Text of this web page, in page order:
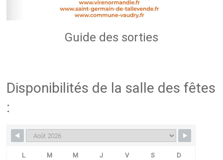
Guide des sorties
Disponibilités de la salle des fêtes
:
L M M J V S D